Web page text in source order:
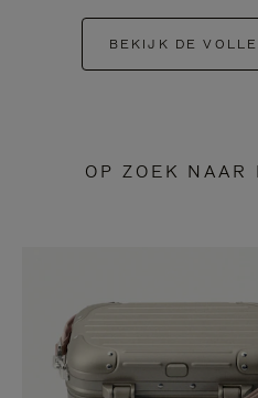
BEKIJK DE
OP ZOEK NAAR